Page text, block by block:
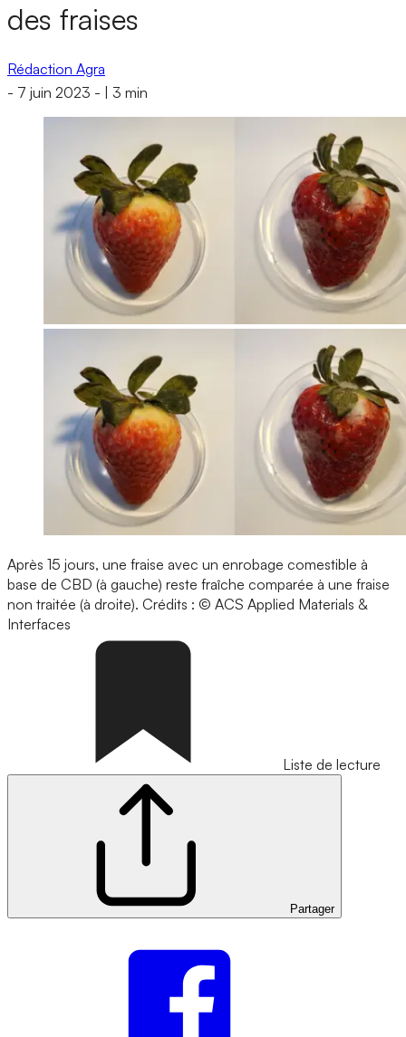
des fraises
Rédaction Agra
- 7 juin 2023 - 3 min
Après 15 jours, une fraise avec un enrobage comestible à
base de CBD (à gauche) reste fraîche comparée à une fraise
non traitée (à droite). Crédits : © ACS Applied Materials &
Interfaces
Liste de lecture
Partager